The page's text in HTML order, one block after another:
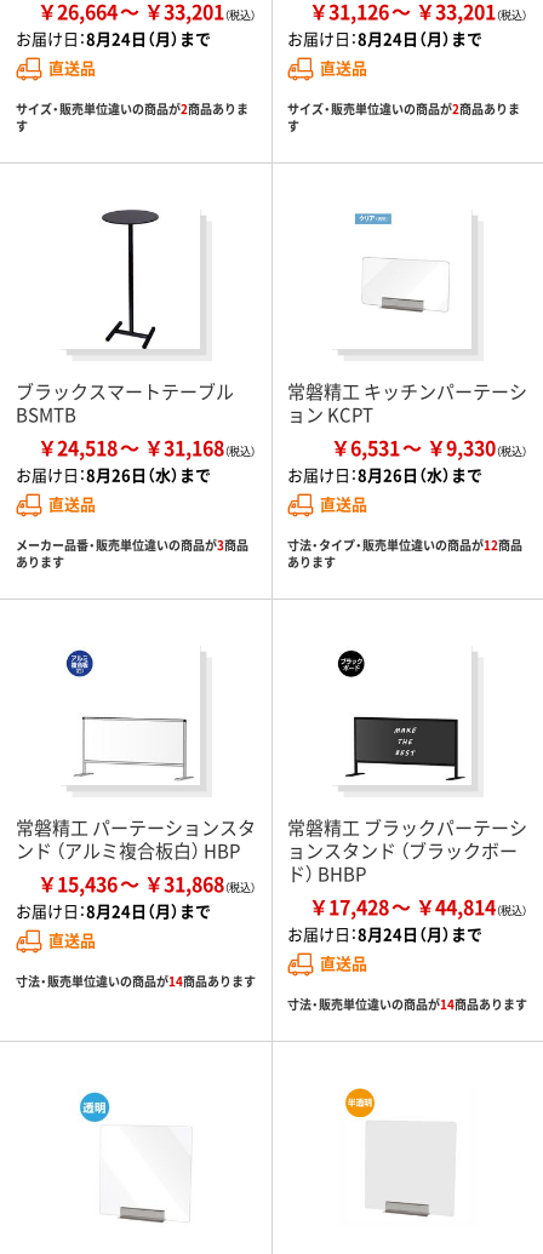
￥26,664 ￥33,201
お届け日：8月24日（月）まで
直送品
サイズ・販売単位違いの商品が2商品ありま
す
￥31,126 ￥33,201
お届け日：8月24日（月）まで
直送品
サイズ・販売単位違いの商品が2商品ありま
す
ブラックスマートテーブル
BSMTB
￥24,518 ￥31,168
お届け日：8月26日（水）まで
直送品
メーカー品番・販売単位違いの商品が3商品
あります
常磐精工 キッチンパーテーシ
ョン KCPT
￥6,531 ￥9,330
お届け日：8月26日（水）まで
直送品
寸法・タイプ・販売単位違いの商品が12商品
あります
常磐精工 パーテーションスタ
ンド （アルミ複合板白） HBP
￥15,436 ￥31,868
お届け日：8月24日（月）まで
直送品
寸法・販売単位違いの商品が14商品あります
常磐精工 ブラックパーテーシ
ョンスタンド （ブラックボー
ド） BHBP
￥17,428 ￥44,814
お届け日：8月24日（月）まで
直送品
寸法・販売単位違いの商品が14商品あります